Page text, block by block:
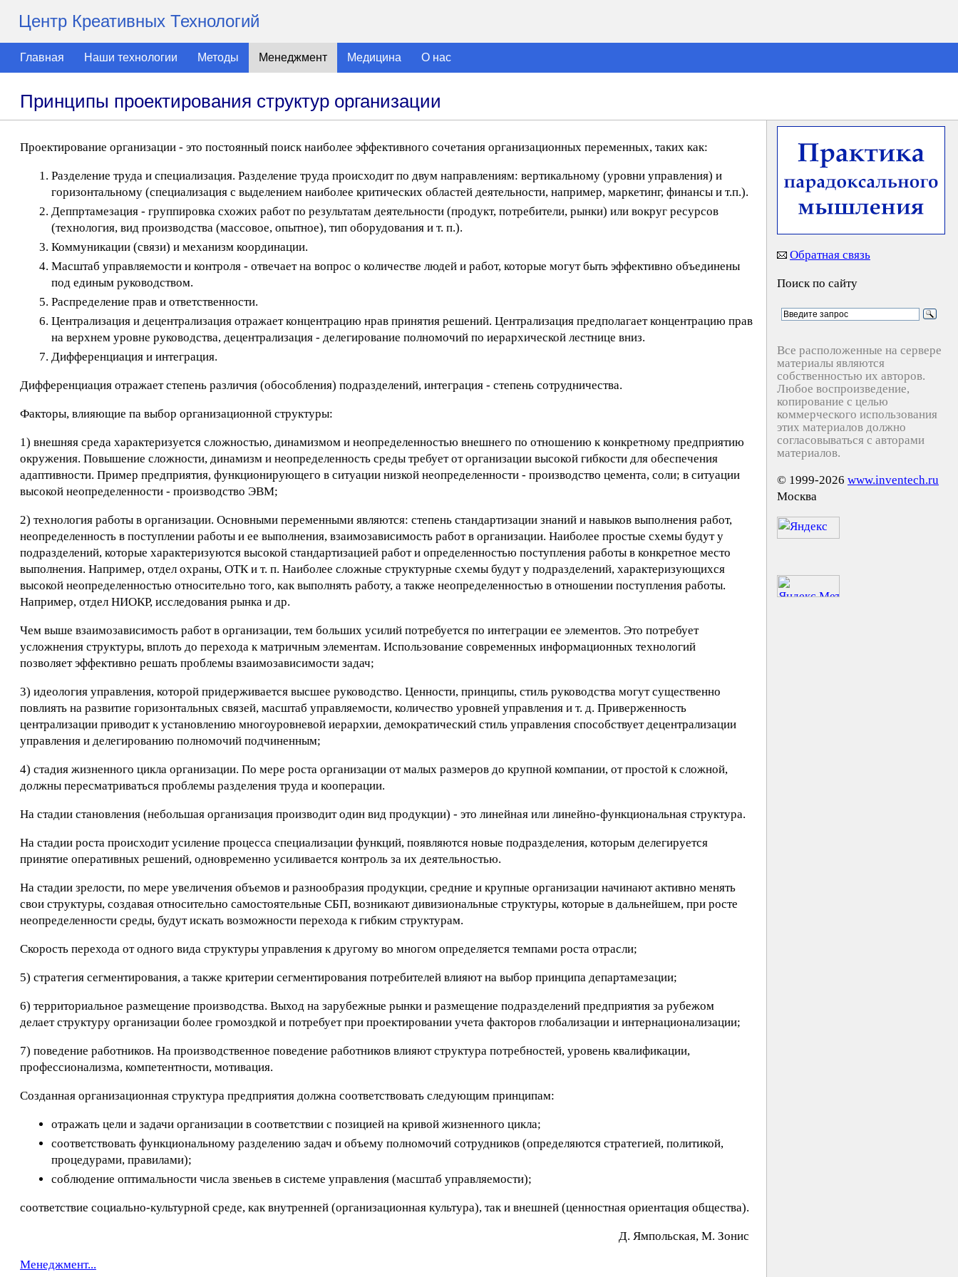
Центр Креативных Технологий
Главная Наши технологии Методы Менеджмент Медицина О нас
Принципы проектирования структур организации
Проектирование организации - это постоянный поиск наиболее эффективного сочетания организационных переменных, таких как:
Разделение труда и специализация. Разделение труда происходит по двум направлениям: вертикальному (уровни управления) и
горизонтальному (специализация с выделением наиболее критических областей деятельности, например, маркетинг, финансы и т.п.).
Деппртамезация - группировка схожих работ по результатам деятельности (продукт, потребители, рынки) или вокруг ресурсов
(технология, вид производства (массовое, опытное), тип оборудования и т. п.).
Коммуникации (связи) и механизм координации.
Масштаб управляемости и контроля - отвечает на вопрос о количестве людей и работ, которые могут быть эффективно объединены
под единым руководством.
Распределение прав и ответственности.
Централизация и децентрализация отражает концентрацию нрав принятия решений. Централизация предполагает концентрацию прав
на верхнем уровне руководства, децентрализация - делегирование полномочий по иерархической лестнице вниз.
Дифференциация и интеграция.
Дифференциация отражает степень различия (обособления) подразделений, интеграция - степень сотрудничества.
Факторы, влияющие па выбор организационной структуры:
1) внешняя среда характеризуется сложностью, динамизмом и неопределенностью внешнего по отношению к конкретному предприятию
окружения. Повышение сложности, динамизм и неопределенность среды требует от организации высокой гибкости для обеспечения
адаптивности. Пример предприятия, функционирующего в ситуации низкой неопределенности - производство цемента, соли; в ситуации
высокой неопределенности - производство ЭВМ;
2) технология работы в организации. Основными переменными являются: степень стандартизации знаний и навыков выполнения работ,
неопределенность в поступлении работы и ее выполнения, взаимозависимость работ в организации. Наиболее простые схемы будут у
подразделений, которые характеризуются высокой стандартизацией работ и определенностью поступления работы в конкретное место
выполнения. Например, отдел охраны, ОТК и т. п. Наиболее сложные структурные схемы будут у подразделений, характеризующихся
высокой неопределенностью относительно того, как выполнять работу, а также неопределенностью в отношении поступления работы.
Например, отдел НИОКР, исследования рынка и др.
Чем выше взаимозависимость работ в организации, тем больших усилий потребуется по интеграции ее элементов. Это потребует
усложнения структуры, вплоть до перехода к матричным элементам. Использование современных информационных технологий
позволяет эффективно решать проблемы взаимозависимости задач;
3) идеология управления, которой придерживается высшее руководство. Ценности, принципы, стиль руководства могут существенно
повлиять на развитие горизонтальных связей, масштаб управляемости, количество уровней управления и т. д. Приверженность
централизации приводит к установлению многоуровневой иерархии, демократический стиль управления способствует децентрализации
управления и делегированию полномочий подчиненным;
4) стадия жизненного цикла организации. По мере роста организации от малых размеров до крупной компании, от простой к сложной,
должны пересматриваться проблемы разделения труда и кооперации.
На стадии становления (небольшая организация производит один вид продукции) - это линейная или линейно-функциональная структура.
На стадии роста происходит усиление процесса специализации функций, появляются новые подразделения, которым делегируется
принятие оперативных решений, одновременно усиливается контроль за их деятельностью.
На стадии зрелости, по мере увеличения объемов и разнообразия продукции, средние и крупные организации начинают активно менять
свои структуры, создавая относительно самостоятельные СБП, возникают дивизиональные структуры, которые в дальнейшем, при росте
неопределенности среды, будут искать возможности перехода к гибким структурам.
Скорость перехода от одного вида структуры управления к другому во многом определяется темпами роста отрасли;
5) стратегия сегментирования, а также критерии сегментирования потребителей влияют на выбор принципа департамезации;
6) территориальное размещение производства. Выход на зарубежные рынки и размещение подразделений предприятия за рубежом
делает структуру организации более громоздкой и потребует при проектировании учета факторов глобализации и интернационализации;
7) поведение работников. На производственное поведение работников влияют структура потребностей, уровень квалификации,
профессионализма, компетентности, мотивация.
Созданная организационная структура предприятия должна соответствовать следующим принципам:
отражать цели и задачи организации в соответствии с позицией на кривой жизненного цикла;
соответствовать функциональному разделению задач и объему полномочий сотрудников (определяются стратегией, политикой,
процедурами, правилами);
соблюдение оптимальности числа звеньев в системе управления (масштаб управляемости);
соответствие социально-культурной среде, как внутренней (организационная культура), так и внешней (ценностная ориентация общества).
Д. Ямпoльcкaя, M. Зoниc
Менеджмент...
Обратная связь
Поиск по сайту
Все расположенные на сервере
материалы являются
собственностью их авторов.
Любое воспроизведение,
копирование с целью
коммерческого использования
этих материалов должно
согласовываться с авторами
материалов.
© 1999-2026 www.inventech.ru
Москва